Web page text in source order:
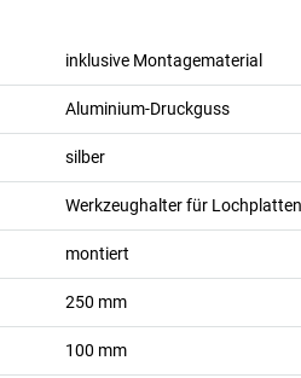
inklusive Montagematerial
Aluminium-Druckguss
silber
Werkzeughalter für Lochplatten
montiert
250 mm
100 mm